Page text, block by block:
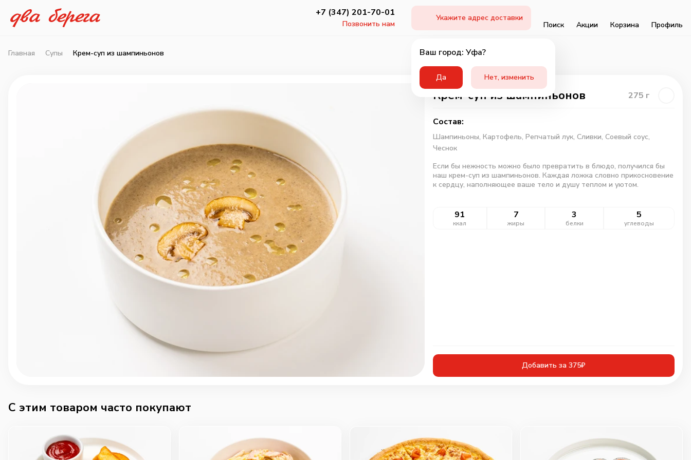
+7 (347) 201-70-01
Позвонить нам
Укажите адрес доставки
Ваш город: Уфа?
Да Нет, изменить
Поиск Акции Корзина Профиль
Главная Супы Крем-суп из шампиньонов
Крем-суп из шампиньонов 275 г
Состав:
Шампиньоны, Картофель, Репчатый лук, Сливки, Соевый соус,
Чеснок
Если бы нежность можно было превратить в блюдо, получился бы
наш крем-суп из шампиньонов. Каждая ложка словно прикосновение
к сердцу, наполняющее ваше тело и душу теплом и уютом.
91
ккал
7
жиры
3
белки
5
углеводы
Добавить за 375₽
C этим товаром часто покупают